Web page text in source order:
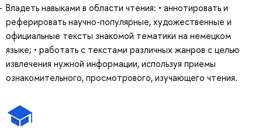
Владеть навыками в области чтения: • аннотировать и
реферировать научно-популярные, художественные и
официальные тексты знакомой тематики на немецком
языке; • работать с текстами различных жанров с целью
извлечения нужной информации, используя приемы
ознакомительного, просмотрового, изучающего чтения.